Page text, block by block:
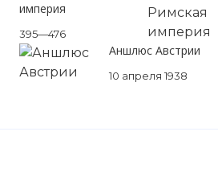
империя
395—476
Аншлюс Австрии
10 апреля 1938